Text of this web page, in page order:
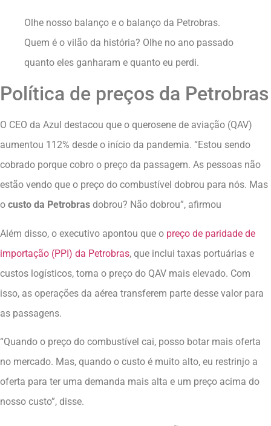
Olhe nosso balanço e o balanço da Petrobras.
Quem é o vilão da história? Olhe no ano passado
quanto eles ganharam e quanto eu perdi.
Política de preços da Petrobras
O CEO da Azul destacou que o querosene de aviação (QAV)
aumentou 112% desde o início da pandemia. “Estou sendo
cobrado porque cobro o preço da passagem. As pessoas não
estão vendo que o preço do combustível dobrou para nós. Mas
o custo da Petrobras dobrou? Não dobrou”, afirmou
Além disso, o executivo apontou que o preço de paridade de
importação (PPI) da Petrobras, que inclui taxas portuárias e
custos logísticos, torna o preço do QAV mais elevado. Com
isso, as operações da aérea transferem parte desse valor para
as passagens.
“Quando o preço do combustível cai, posso botar mais oferta
no mercado. Mas, quando o custo é muito alto, eu restrinjo a
oferta para ter uma demanda mais alta e um preço acima do
nosso custo”, disse.